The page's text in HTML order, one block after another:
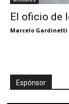
El oficio de
Marcelo Gardinetti
Espónsor